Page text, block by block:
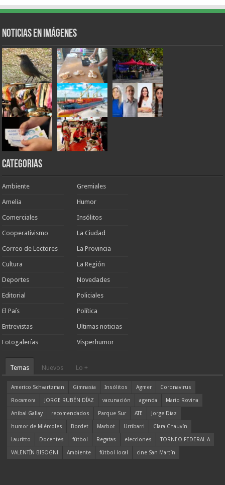
Noticias en Imágenes
Categorias
Ambiente
Amelia
Comerciales
Cooperativismo
Correo de Lectores
Cultura
Deportes
Editorial
El País
Entrevistas
Fotogalerías
Gremiales
Humor
Insólitos
La Ciudad
La Provincia
La Región
Novedades
Policiales
Política
Ultimas noticias
Visperhumor
Temas Nuevos Lo +
Americo Schvartzman Gimnasia Insólitos Agmer
Coronavirus
Rocamora
JORGE RUBÉN DÍAZ vacunación agenda
Mario Rovina
Aníbal Gallay
recomendados Parque Sur ATE
Jorge Díaz
humor de Miércoles
Bordet Marbot Urribarri
Clara Chauvín
Lauritto
Docentes fútbol Regatas elecciones
TORNEO FEDERAL A
VALENTÍN BISOGNI
Ambiente fútbol local cine San Martín